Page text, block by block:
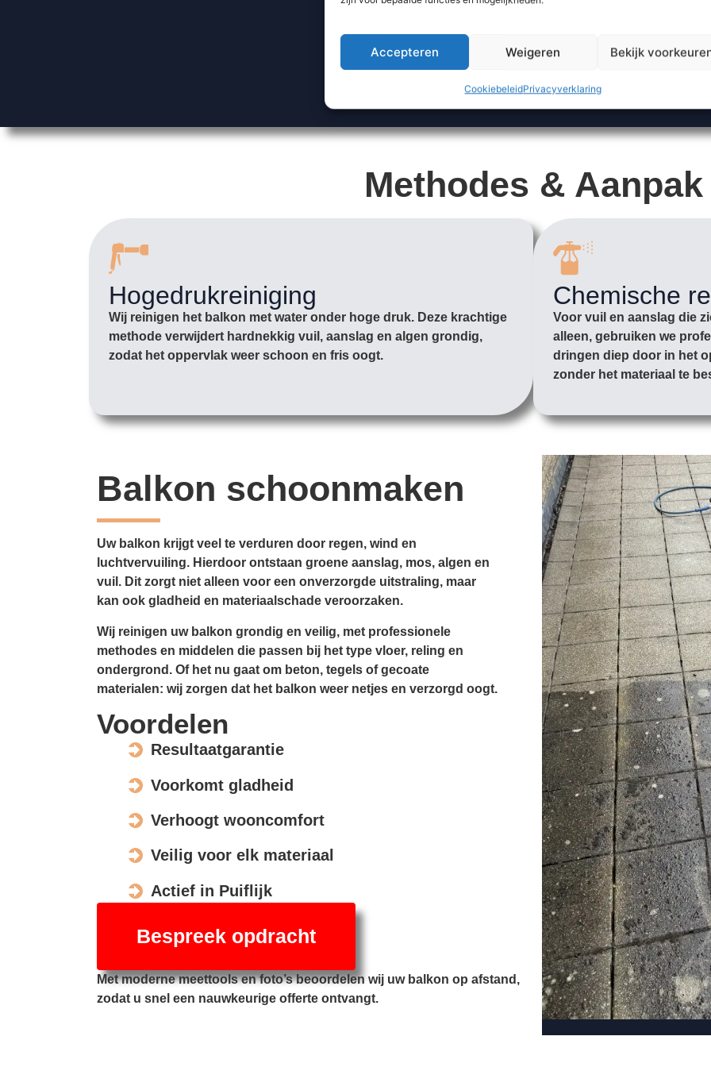
Accepteren Weigeren Bekijk
CookiebeleidPrivacyverklaring
Methodes & Aanpak
Hogedrukreiniging
Wij reinigen het balkon met water onder hoge druk. Deze krachtige
methode verwijdert hardnekkig vuil, aanslag en algen grondig,
zodat het oppervlak weer schoon en fris oogt.
Chemische
Voor vuil en aanslag die
alleen, gebruiken we
dringen diep door in het
zonder het materiaal te
Balkon schoonmaken
Uw balkon krijgt veel te verduren door regen, wind en
luchtvervuiling. Hierdoor ontstaan groene aanslag, mos, algen en
vuil. Dit zorgt niet alleen voor een onverzorgde uitstraling, maar
kan ook gladheid en materiaal­schade veroorzaken.
Wij reinigen uw balkon grondig en veilig, met professionele
methodes en middelen die passen bij het type vloer, reling en
ondergrond. Of het nu gaat om beton, tegels of gecoate
materialen: wij zorgen dat het balkon weer netjes en verzorgd oogt.
Voordelen
Resultaatgarantie
Voorkomt gladheid
Verhoogt wooncomfort
Veilig voor elk materiaal
Actief in Puiflijk
Bespreek opdracht
Met moderne meettools en foto’s beoordelen wij uw balkon op afstand,
zodat u snel een nauwkeurige offerte ontvangt.